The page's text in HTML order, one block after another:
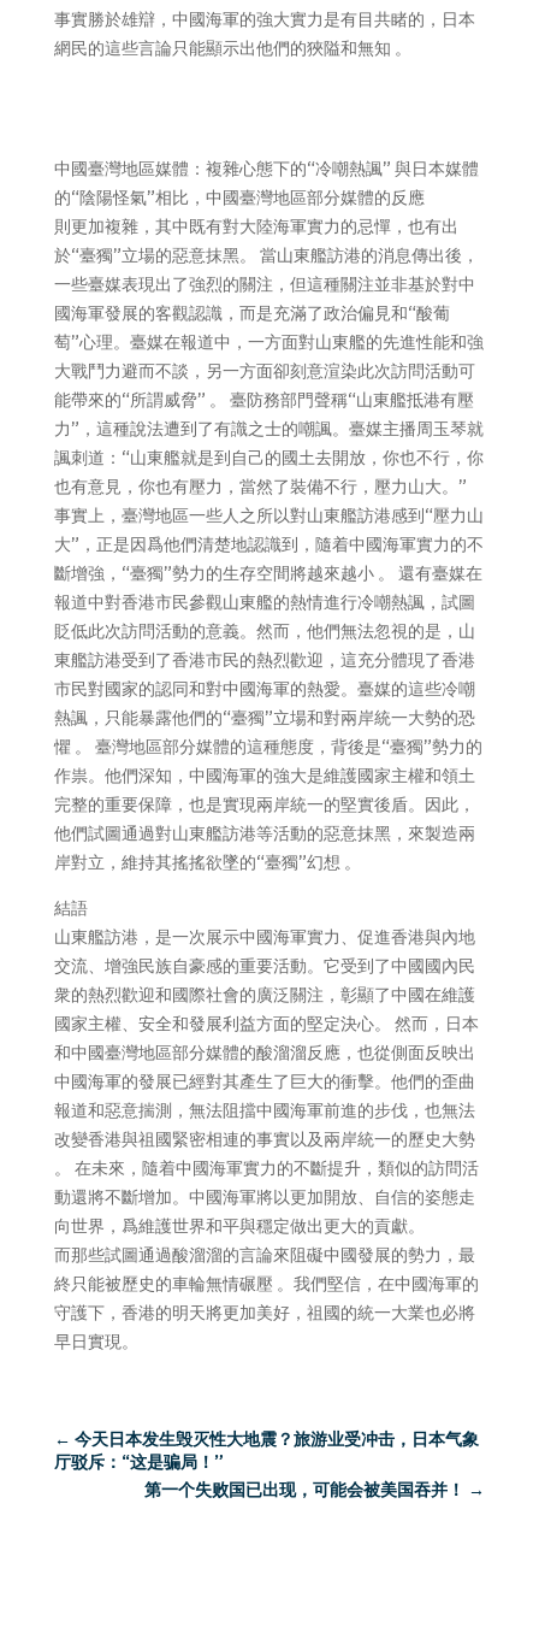
事實勝於雄辯，中國海軍的強大實力是有目共睹的，日本
網民的這些言論只能顯示出他們的狹隘和無知 。
中國臺灣地區媒體：複雜心態下的“冷嘲熱諷” 與日本媒體
的“陰陽怪氣”相比，中國臺灣地區部分媒體的反應
則更加複雜，其中既有對大陸海軍實力的忌憚，也有出
於“臺獨”立場的惡意抹黑。 當山東艦訪港的消息傳出後，
一些臺媒表現出了強烈的關注，但這種關注並非基於對中
國海軍發展的客觀認識，而是充滿了政治偏見和“酸葡
萄”心理。臺媒在報道中，一方面對山東艦的先進性能和強
大戰鬥力避而不談，另一方面卻刻意渲染此次訪問活動可
能帶來的“所謂威脅” 。 臺防務部門聲稱“山東艦抵港有壓
力”，這種說法遭到了有識之士的嘲諷。臺媒主播周玉琴就
諷刺道：“山東艦就是到自己的國土去開放，你也不行，你
也有意見，你也有壓力，當然了裝備不行，壓力山大。”
事實上，臺灣地區一些人之所以對山東艦訪港感到“壓力山
大”，正是因爲他們清楚地認識到，隨着中國海軍實力的不
斷增強，“臺獨”勢力的生存空間將越來越小 。 還有臺媒在
報道中對香港市民參觀山東艦的熱情進行冷嘲熱諷，試圖
貶低此次訪問活動的意義。然而，他們無法忽視的是，山
東艦訪港受到了香港市民的熱烈歡迎，這充分體現了香港
市民對國家的認同和對中國海軍的熱愛。臺媒的這些冷嘲
熱諷，只能暴露他們的“臺獨”立場和對兩岸統一大勢的恐
懼 。 臺灣地區部分媒體的這種態度，背後是“臺獨”勢力的
作祟。他們深知，中國海軍的強大是維護國家主權和領土
完整的重要保障，也是實現兩岸統一的堅實後盾。因此，
他們試圖通過對山東艦訪港等活動的惡意抹黑，來製造兩
岸對立，維持其搖搖欲墜的“臺獨”幻想 。
結語
山東艦訪港，是一次展示中國海軍實力、促進香港與內地
交流、增強民族自豪感的重要活動。它受到了中國國內民
衆的熱烈歡迎和國際社會的廣泛關注，彰顯了中國在維護
國家主權、安全和發展利益方面的堅定決心。 然而，日本
和中國臺灣地區部分媒體的酸溜溜反應，也從側面反映出
中國海軍的發展已經對其產生了巨大的衝擊。他們的歪曲
報道和惡意揣測，無法阻擋中國海軍前進的步伐，也無法
改變香港與祖國緊密相連的事實以及兩岸統一的歷史大勢
。 在未來，隨着中國海軍實力的不斷提升，類似的訪問活
動還將不斷增加。中國海軍將以更加開放、自信的姿態走
向世界，爲維護世界和平與穩定做出更大的貢獻。
而那些試圖通過酸溜溜的言論來阻礙中國發展的勢力，最
終只能被歷史的車輪無情碾壓 。我們堅信，在中國海軍的
守護下，香港的明天將更加美好，祖國的統一大業也必將
早日實現。
← 今天日本发生毁灭性大地震？旅游业受冲击，日本气象
厅驳斥：“这是骗局！”
第一个失败国已出现，可能会被美国吞并！ →